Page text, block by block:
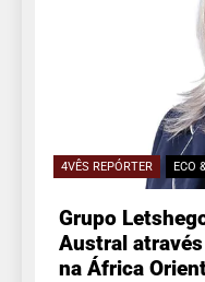
4VÊS REPÓRTER ECO
Grupo
Austral
na África